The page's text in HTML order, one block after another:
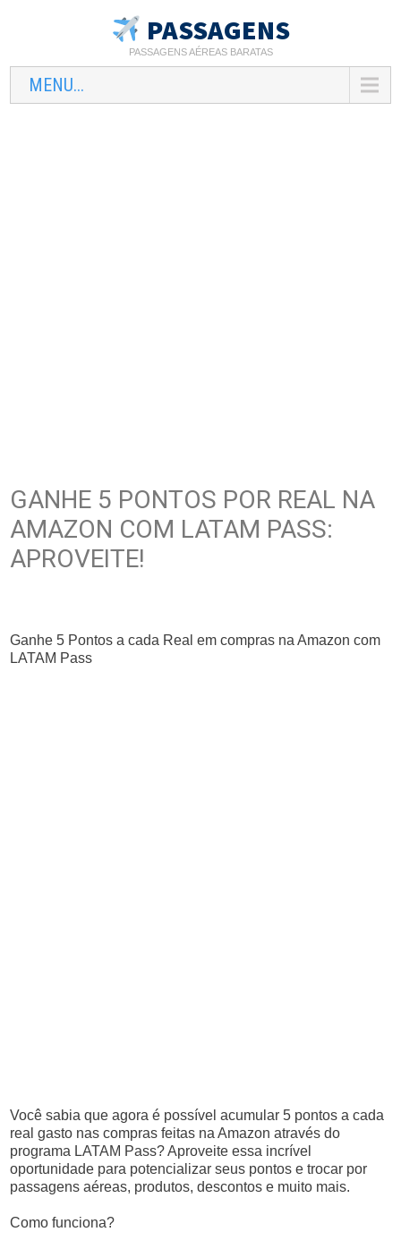
PASSAGENS
PASSAGENS AÉREAS BARATAS
MENU...
GANHE 5 PONTOS POR REAL NA
AMAZON COM LATAM PASS:
APROVEITE!
Ganhe 5 Pontos a cada Real em compras na Amazon com
LATAM Pass
Você sabia que agora é possível acumular 5 pontos a cada
real gasto nas compras feitas na Amazon através do
programa LATAM Pass? Aproveite essa incrível
oportunidade para potencializar seus pontos e trocar por
passagens aéreas, produtos, descontos e muito mais.
Como funciona?